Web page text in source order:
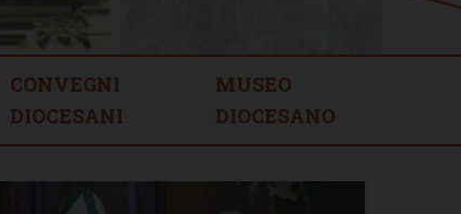
CONVEGNI
DIOCESANI
MUSEO
DIOCESANO